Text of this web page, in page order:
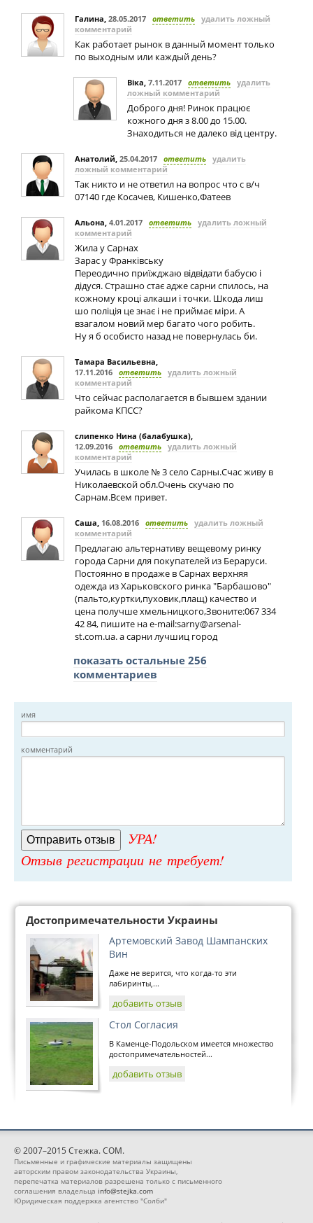
Галина, 28.05.2017 ответить удалить ложный
комментарий
Как работает рынок в данный момент только
по выходным или каждый день?
Віка, 7.11.2017 ответить удалить
ложный комментарий
Доброго дня! Ринок працює
кожного дня з 8.00 до 15.00.
Знаходиться не далеко від центру.
Анатолий, 25.04.2017 ответить удалить
ложный комментарий
Так никто и не ответил на вопрос что с в/ч
07140 где Косачев, Кишенко,Фатеев
Альона, 4.01.2017 ответить удалить ложный
комментарий
Жила у Сарнах
Зарас у Франківську
Переодично приїжджаю відвідати бабусю і
дідуся. Страшно стає адже сарни спилось, на
кожному кроці алкаши і точки. Шкода лиш
шо поліція це знає і не приймає міри. А
взагалом новий мер багато чого робить.
Ну я б особисто назад не повернулась би.
Тамара Васильевна,
17.11.2016 ответить удалить ложный
комментарий
Что сейчас располагается в бывшем здании
райкома КПСС?
слипенко Нина (балабушка),
12.09.2016 ответить удалить ложный
комментарий
Училась в школе № 3 село Сарны.Счас живу в
Николаевской обл.Очень скучаю по
Сарнам.Всем привет.
Саша, 16.08.2016 ответить удалить ложный
комментарий
Предлагаю альтернативу вещевому ринку
города Сарни для покупателей из Бераруси.
Постоянно в продаже в Сарнах верхняя
одежда из Харьковского ринка "Барбашово"
(пальто,куртки,пуховик,плащ) качество и
цена получше хмельницкого,Звоните:067 334
42 84, пишите на e-mail:sarny@arsenal-
st.com.ua. a сарни лучшиц город
показать остальные 256
комментариев
имя
комментарий
УРА!
Отзыв регистрации не требует!
Достопримечательности Украины
Артемовский Завод Шампанских
Вин
Даже не верится, что когда-то эти
лабиринты,...
добавить отзыв
Стол Согласия
В Каменце-Подольском имеется множество
достопримечательностей...
добавить отзыв
© 2007–2015 Стежка. COM.
Письменные и графические материалы защищены
авторским правом законодательства Украины,
перепечатка материалов разрешена только с письменного
соглашения владельца info@stejka.com
Юридическая поддержка агентство "Солби"